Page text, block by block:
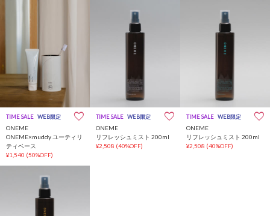
TIME SALE WEB限定
ONEME
ONEME×muddy ユーティリ
ティベース
¥1,540 (50%OFF)
TIME SALE WEB限定
ONEME
リフレッシュミスト 200ml
¥2,508 (40%OFF)
TIME SALE WEB限定
ONEME
リフレッシュミスト 200ml
¥2,508 (40%OFF)